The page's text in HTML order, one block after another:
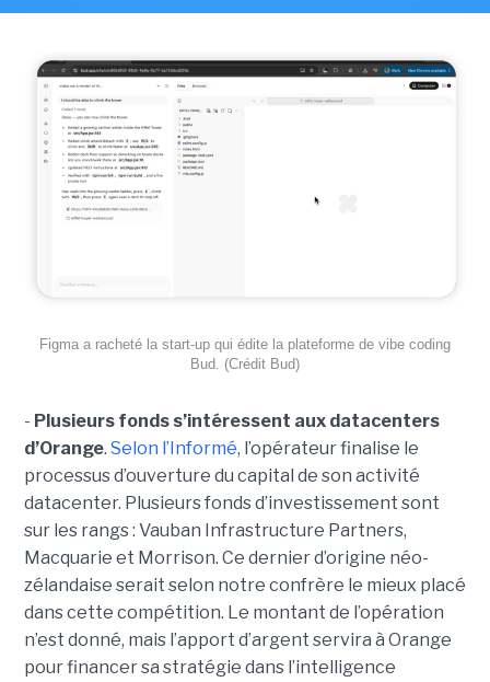
Figma a racheté la start-up qui édite la plateforme de vibe coding
Bud. (Crédit Bud)
- Plusieurs fonds s’intéressent aux datacenters
d’Orange. Selon l’Informé, l’opérateur finalise le
processus d’ouverture du capital de son activité
datacenter. Plusieurs fonds d’investissement sont
sur les rangs : Vauban Infrastructure Partners,
Macquarie et Morrison. Ce dernier d’origine néo-
zélandaise serait selon notre confrère le mieux placé
dans cette compétition. Le montant de l’opération
n’est donné, mais l’apport d’argent servira à Orange
pour financer sa stratégie dans l’intelligence